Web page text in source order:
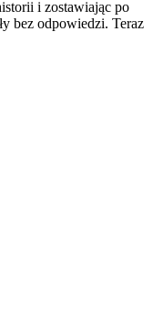
i zostawiając po
bez odpowiedzi. Teraz